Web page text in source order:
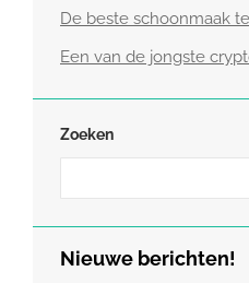
De beste schoonmaak
Een van de jongste
Zoeken
Nieuwe berichten!